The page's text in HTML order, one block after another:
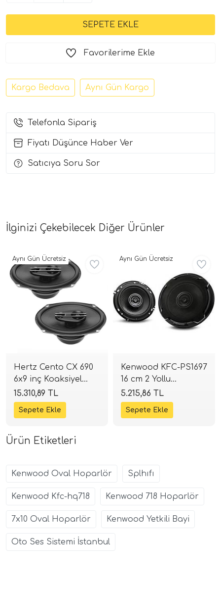
Arac Baslari)
Favorilerime Ekle
Kargo Bedava Aynı Gün Kargo
Telefonla Sipariş
Fiyatı Düşünce Haber Ver
Satıcıya Soru Sor
İlginizi Çekebilecek Diğer Ürünler
Hertz Cento CX 690
6x9 inç Koaksiyel
Hoparlör | 300W 4
Ohm | SPLHIFI
15.310,89 TL
Aynı Gün Ücretsiz
Kenwood KFC-PS1697
16 cm 2 Yollu
Koaksiyel Hoparlör |
80W RMS / 320W
Peak | SPLHIFI
5.215,86 TL
Aynı Gün Ücretsiz
Ürün Etiketleri
Kenwood Oval Hoparlör Splhıfı
Kenwood Kfc-hq718 Kenwood 718 Hoparlör
7x10 Oval Hoparlör Kenwood Yetkili Bayi
Oto Ses Sistemi İstanbul